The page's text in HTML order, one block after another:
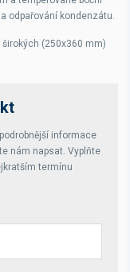
odpařování kondenzátu.
(250x360 mm)
informace
nám napsat. Vyplňte
termínu